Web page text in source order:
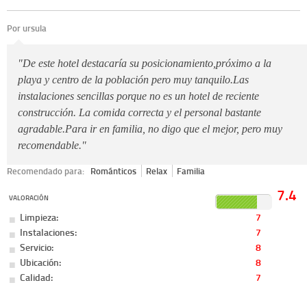
Por ursula
"De este hotel destacaría su posicionamiento,próximo a la
playa y centro de la población pero muy tanquilo.Las
instalaciones sencillas porque no es un hotel de reciente
construcción. La comida correcta y el personal bastante
agradable.Para ir en familia, no digo que el mejor, pero muy
recomendable."
Recomendado para: Románticos Relax Familia
VALORACIÓN 7.4
Limpieza:
7
Instalaciones:
7
Servicio:
8
Ubicación:
8
Calidad:
7